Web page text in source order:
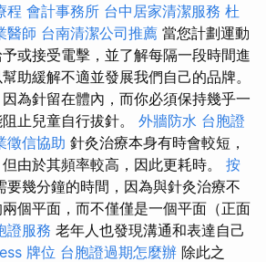
程 會計事務所 台中居家清潔服務 杜
醫師 台南清潔公司推薦 當您計劃運動
或接受電擊，並了解每隔一段時間進
助緩解不適並發展我們自己的品牌。
為針留在體內，而你必須保持幾乎一
止兒童自行拔針。 外牆防水 台胞證
徵信協助 針灸治療本身有時會較短，
由於其頻率較高，因此更耗時。 按
要幾分鐘的時間，因為與針灸治療不
個平面，而不僅僅是一個平面（正面
證服務 老年人也發現溝通和表達自己
牌位 台胞證過期怎麼辦 除此之